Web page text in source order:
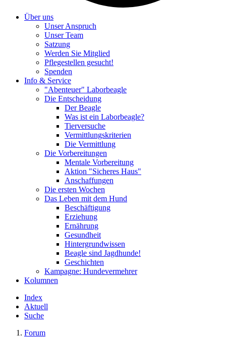
Über uns
Unser Anspruch
Unser Team
Satzung
Werden Sie Mitglied
Pflegestellen gesucht!
Spenden
Info & Service
"Abenteuer" Laborbeagle
Die Entscheidung
Der Beagle
Was ist ein Laborbeagle?
Tierversuche
Vermittlungskriterien
Die Vermittlung
Die Vorbereitungen
Mentale Vorbereitung
Aktion "Sicheres Haus"
Anschaffungen
Die ersten Wochen
Das Leben mit dem Hund
Beschäftigung
Erziehung
Ernährung
Gesundheit
Hintergrundwissen
Beagle sind Jagdhunde!
Geschichten
Kampagne: Hundevermehrer
Kolumnen
Index
Aktuell
Suche
Forum